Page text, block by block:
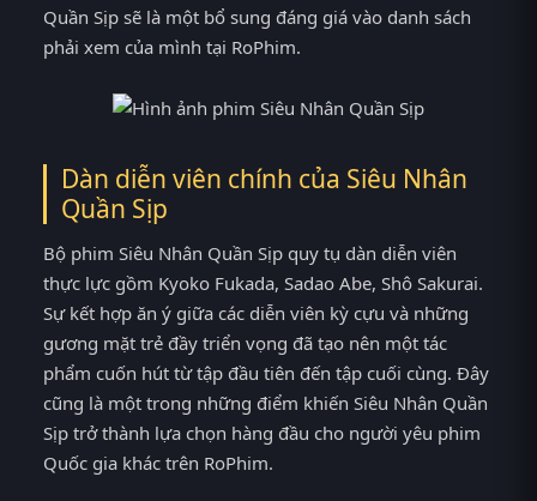
Quần Sịp sẽ là một bổ sung đáng giá vào danh sách
phải xem của mình tại RoPhim.
Dàn diễn viên chính của Siêu Nhân
Quần Sịp
Bộ phim Siêu Nhân Quần Sịp quy tụ dàn diễn viên
thực lực gồm Kyoko Fukada, Sadao Abe, Shô Sakurai.
Sự kết hợp ăn ý giữa các diễn viên kỳ cựu và những
gương mặt trẻ đầy triển vọng đã tạo nên một tác
phẩm cuốn hút từ tập đầu tiên đến tập cuối cùng. Đây
cũng là một trong những điểm khiến Siêu Nhân Quần
Sịp trở thành lựa chọn hàng đầu cho người yêu phim
Quốc gia khác trên RoPhim.